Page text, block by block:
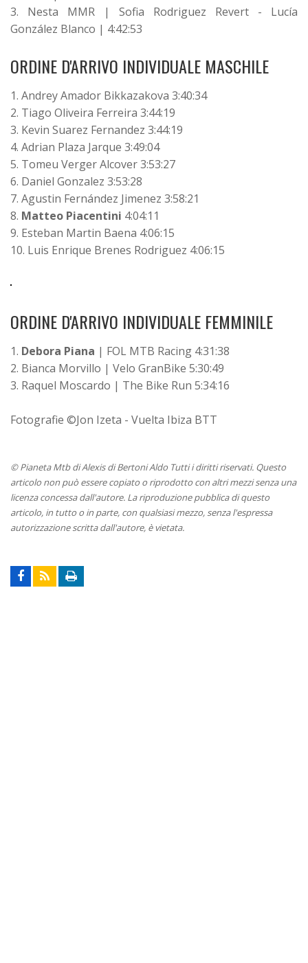
3. Nesta MMR | Sofia Rodriguez Revert - Lucía
González Blanco | 4:42:53
ORDINE D'ARRIVO INDIVIDUALE MASCHILE
1. Andrey Amador Bikkazakova 3:40:34
2. Tiago Oliveira Ferreira 3:44:19
3. Kevin Suarez Fernandez 3:44:19
4. Adrian Plaza Jarque 3:49:04
5. Tomeu Verger Alcover 3:53:27
6. Daniel Gonzalez 3:53:28
7. Agustin Fernández Jimenez 3:58:21
8. Matteo Piacentini 4:04:11
9. Esteban Martin Baena 4:06:15
10. Luis Enrique Brenes Rodriguez 4:06:15
ORDINE D'ARRIVO INDIVIDUALE FEMMINILE
1. Debora Piana | FOL MTB Racing 4:31:38
2. Bianca Morvillo | Velo GranBike 5:30:49
3. Raquel Moscardo | The Bike Run 5:34:16
Fotografie ©Jon Izeta - Vuelta Ibiza BTT
© Pianeta Mtb di Alexis di Bertoni Aldo Tutti i diritti riservati. Questo
articolo non può essere copiato o riprodotto con altri mezzi senza una
licenza concessa dall'autore. La riproduzione pubblica di questo
articolo, in tutto o in parte, con qualsiasi mezzo, senza l'espressa
autorizzazione scritta dall'autore, è vietata.